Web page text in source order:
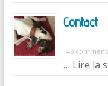
Contact
46
… Lire la